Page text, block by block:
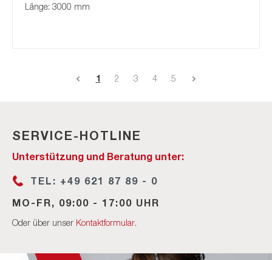
Länge: 3000 mm
1 2 3 4 5
SERVICE-HOTLINE
Unterstützung und Beratung unter:
TEL: +49 621 87 89 - 0
MO-FR, 09:00 - 17:00 UHR
Oder über unser Kontaktformular.